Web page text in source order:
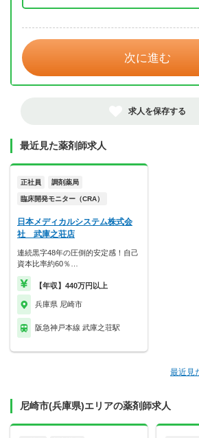
次に進む
求人を保存する
最近見た薬剤師求人
正社員 調剤薬局
臨床開発モニター（CRA）
日本メディカルシステム株式会
社 武庫之荘店
連続黒字48年の圧倒的安定感！自己
資本比率約60％…
【年収】440万円以上
兵庫県 尼崎市
阪急神戸本線 武庫之荘駅
最近見
尼崎市(兵庫県)エリアの薬剤師求人